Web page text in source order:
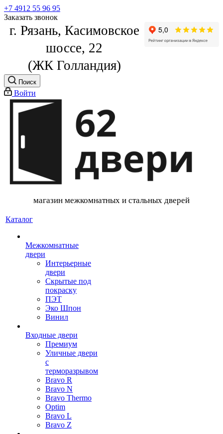
+7 4912 55 96 95
Заказать звонок
г. Рязань, Касимовское
шоссе, 22
(ЖК Голландия)
Поиск
Войти
магазин межкомнатных и стальных дверей
Каталог
Межкомнатные
двери
Интерьерные
двери
Скрытые под
покраску
ПЭТ
Эко Шпон
Винил
Входные двери
Премиум
Уличные двери
с
терморазрывом
Bravo R
Bravo N
Bravo Thermo
Optim
Bravo L
Bravo Z